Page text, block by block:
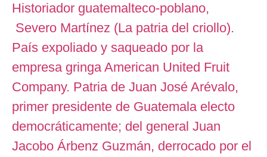
Historiador guatemalteco-poblano,
Severo Martínez (La patria del criollo).
País expoliado y saqueado por la
empresa gringa American United Fruit
Company. Patria de Juan José Arévalo,
primer presidente de Guatemala electo
democráticamente; del general Juan
Jacobo Árbenz Guzmán, derrocado por el